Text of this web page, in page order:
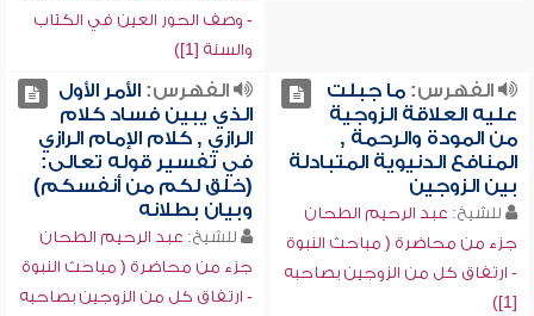
- وصف الحور العين في الكتاب
والسنة [1])
الفهرس:ما جبلت
عليه العلاقة الزوجية
من المودة والرحمة ,
المنافع الدنيوية المتبادلة
بين الزوجين
للشيخ: عبد الرحيم الطحان
جزء من محاضرة ( مباحث النبوة
- ارتفاق كل من الزوجين بصاحبه
[1])
الفهرس:الأمر الأول
الذي يبين فساد كلام
الرازي , كلام الإمام الرازي
في تفسير قوله تعالى:
(خلق لكم من أنفسكم)
وبيان بطلانه
للشيخ: عبد الرحيم الطحان
جزء من محاضرة ( مباحث النبوة
- ارتفاق كل من الزوجين بصاحبه